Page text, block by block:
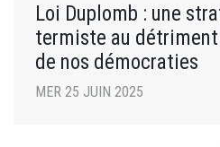
Loi Duplomb : une
termiste au
de nos démocraties
MER 25 JUIN 2025